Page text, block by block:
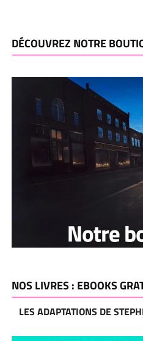
DÉCOUVREZ NOTRE
NOS LIVRES : EBOOKS
LES ADAPTATIONS DE